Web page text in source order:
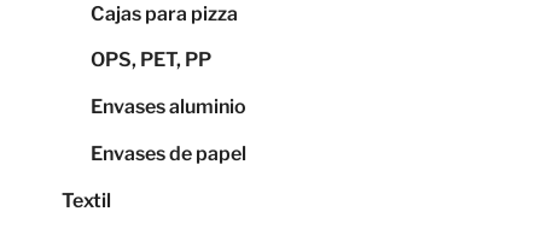
Cajas para pizza
OPS, PET, PP
Envases aluminio
Envases de papel
Textil